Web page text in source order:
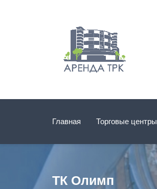
Главная Торговые центры
ТК Олимп